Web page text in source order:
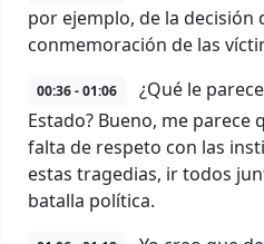
por ejemplo, de la decisión
conmemoración de las
00:36 - 01:06
¿Qué le
Estado? Bueno, me
falta de respeto con las
estas tragedias, ir todos
batalla política.